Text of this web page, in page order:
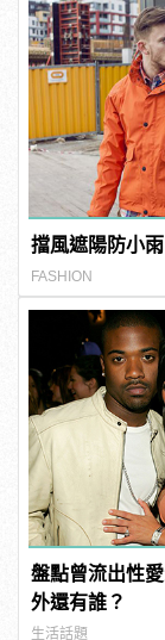
擋風遮陽防小
FASHION
盤點曾流出性
外還有誰？
生活話題